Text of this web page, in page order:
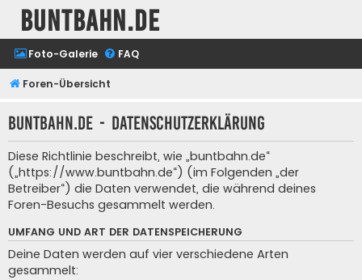
buntbahn.de
Foto-Galerie FAQ
Foren-Übersicht
buntbahn.de - Datenschutzerklärung
Diese Richtlinie beschreibt, wie „buntbahn.de“
(„https://www.buntbahn.de“) (im Folgenden „der
Betreiber“) die Daten verwendet, die während deines
Foren-Besuchs gesammelt werden.
UMFANG UND ART DER DATENSPEICHERUNG
Deine Daten werden auf vier verschiedene Arten
gesammelt: